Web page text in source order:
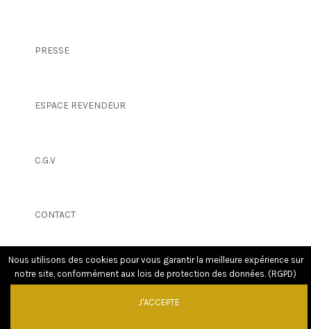
PRESSE
ESPACE REVENDEUR
C.G.V
CONTACT
Nous utilisons des cookies pour vous garantir la meilleure expérience sur
notre site, conformément aux lois de protection des données. (RGPD)
J'ACCEPTE